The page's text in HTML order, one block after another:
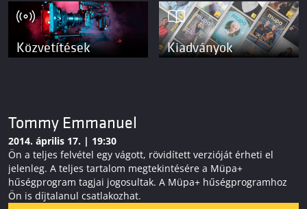
Közvetítések Kiadványok
Tommy Emmanuel
2014. április 17. | 19:30
Ön a teljes felvétel egy vágott, rövidített verzióját érheti el
jelenleg. A teljes tartalom megtekintésére a Müpa+
hűségprogram tagjai jogosultak. A Müpa+ hűségprogramhoz
Ön is díjtalanul csatlakozhat.